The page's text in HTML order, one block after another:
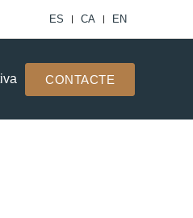
ES CA EN
CONTACTE